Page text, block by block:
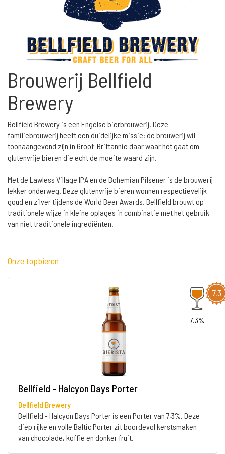
Brouwerij Bellfield
Brewery
Bellfield Brewery is een Engelse bierbrouwerij. Deze
familiebrouwerij heeft een duidelijke missie: de brouwerij wil
toonaangevend zijn in Groot-Brittannie daar waar het gaat om
glutenvrije bieren die echt de moeite waard zijn.
Met de Lawless Village IPA en de Bohemian Pilsener is de brouwerij
lekker onderweg. Deze glutenvrije bieren wonnen respectievelijk
goud en zilver tijdens de World Beer Awards. Bellfield brouwt op
traditionele wijze in kleine oplages in combinatie met het gebruik
van niet traditionele ingrediënten.
Onze topbieren
7,3
7.3%
Bellfield - Halcyon Days Porter
Bellfield Brewery
Bellfield - Halcyon Days Porter is een Porter van 7,3%. Deze
diep rijke en volle Baltic Porter zit boordevol kerstsmaken
van chocolade, koffie en donker fruit.